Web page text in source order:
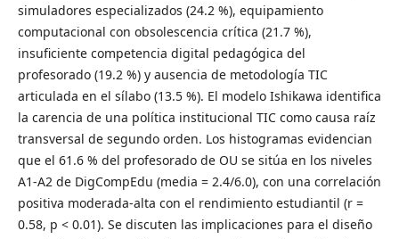
simuladores especializados (24.2 %), equipamiento
computacional con obsolescencia crítica (21.7 %),
insuficiente competencia digital pedagógica del
profesorado (19.2 %) y ausencia de metodología TIC
articulada en el sílabo (13.5 %). El modelo Ishikawa identifica
la carencia de una política institucional TIC como causa raíz
transversal de segundo orden. Los histogramas evidencian
que el 61.6 % del profesorado de OU se sitúa en los niveles
A1-A2 de DigCompEdu (media = 2.4/6.0), con una correlación
positiva moderada-alta con el rendimiento estudiantil (r =
0.58, p < 0.01). Se discuten las implicaciones para el diseño